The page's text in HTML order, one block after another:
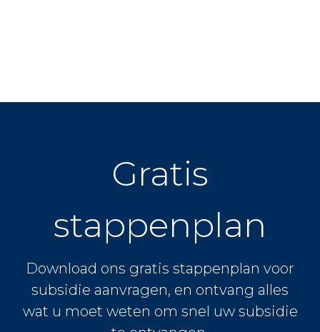
Gratis
stappenplan
Download ons gratis stappenplan voor
subsidie aanvragen, en ontvang alles
wat u moet weten om snel uw subsidie